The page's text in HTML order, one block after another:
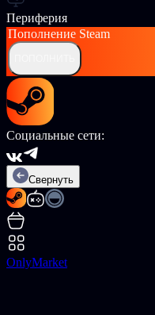
Периферия
Пополнение Steam
Социальные сети:
Свернуть
OnlyMarket